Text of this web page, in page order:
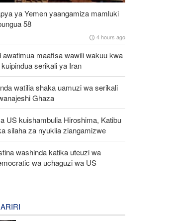
ya Yemen yaangamiza mamluki
58
4 hours ago
maafisa wawili wakuu kwa
serikali ya Iran
watilia shaka uamuzi wa serikali
Ghaza
US kuishambulia Hiroshima, Katibu
silaha za nyuklia ziangamizwe
washinda katika uteuzi wa
wa uchaguzi wa US